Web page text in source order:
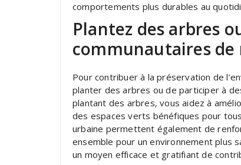
comportements plus durables au
Plantez des arbres
communautaires
Pour contribuer à la préservation de
planter des arbres ou de participer à
plantant des arbres, vous aidez à
des espaces verts bénéfiques pour
urbaine permettent également de
ensemble pour un environnement plus
un moyen efficace et gratifiant de